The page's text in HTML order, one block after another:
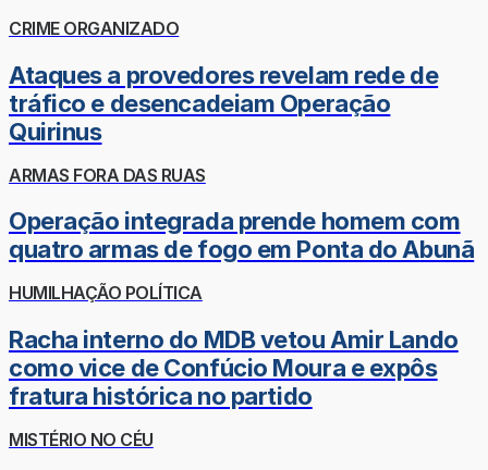
CRIME ORGANIZADO
Ataques a provedores revelam rede de
tráfico e desencadeiam Operação
Quirinus
ARMAS FORA DAS RUAS
Operação integrada prende homem com
quatro armas de fogo em Ponta do Abunã
HUMILHAÇÃO POLÍTICA
Racha interno do MDB vetou Amir Lando
como vice de Confúcio Moura e expôs
fratura histórica no partido
MISTÉRIO NO CÉU